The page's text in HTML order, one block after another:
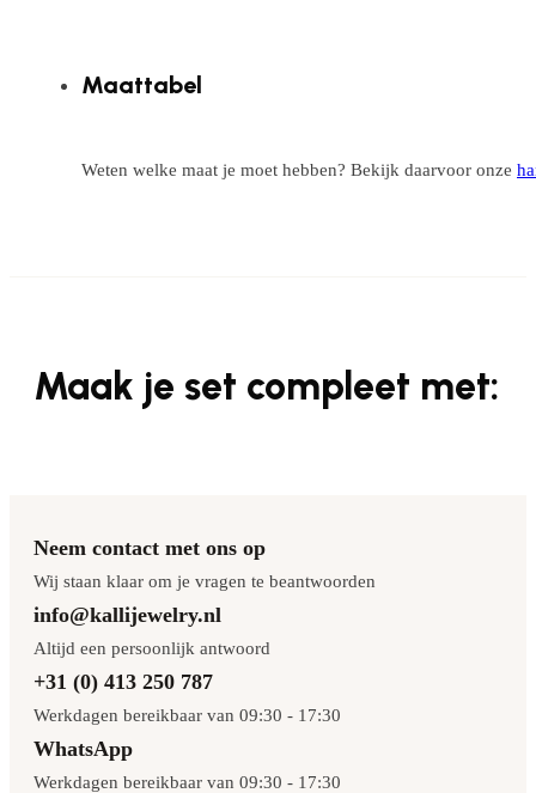
Maattabel
Weten welke maat je moet hebben? Bekijk daarvoor onze
Maak je set compleet met:
Neem contact met ons op
Wij staan klaar om je vragen te beantwoorden
info@kallijewelry.nl
Altijd een persoonlijk antwoord
+31 (0) 413 250 787
Werkdagen bereikbaar van 09:30 - 17:30
WhatsApp
Werkdagen bereikbaar van 09:30 - 17:30